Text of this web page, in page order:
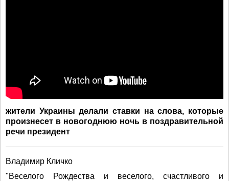
жители Украины делали ставки на слова, которые
произнесет в новогоднюю ночь в поздравительной
речи президент
Владимир Кличко
"Веселого Рождества и веселого, счастливого и